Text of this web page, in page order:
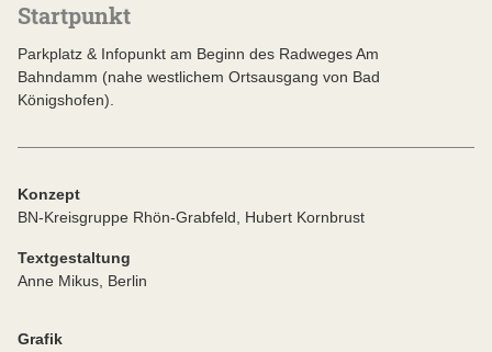
Startpunkt
Parkplatz & Infopunkt am Beginn des Radweges Am
Bahndamm (nahe westlichem Ortsausgang von Bad
Königshofen).
Konzept
BN-Kreisgruppe Rhön-Grabfeld, Hubert Kornbrust
Textgestaltung
Anne Mikus, Berlin
Grafik